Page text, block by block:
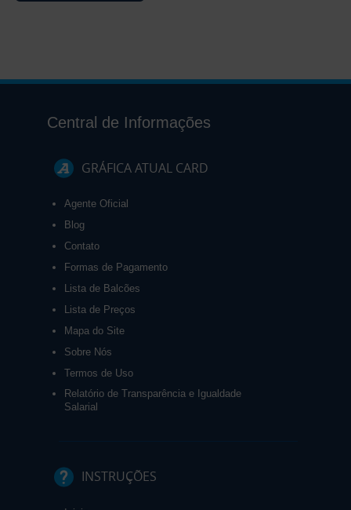
Central de Informações
GRÁFICA ATUAL CARD
Agente Oficial
Blog
Contato
Formas de Pagamento
Lista de Balcões
Lista de Preços
Mapa do Site
Sobre Nós
Termos de Uso
Relatório de Transparência e Igualdade
Salarial
INSTRUÇÕES